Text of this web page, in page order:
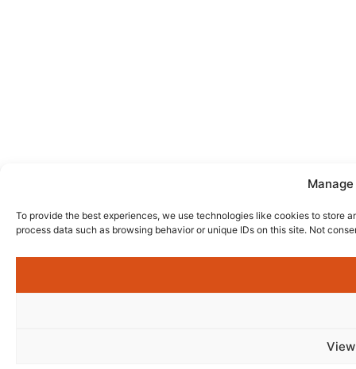
To provide the best experiences, we use technologies like cookies to store
process data such as browsing behavior or unique IDs on this site. Not